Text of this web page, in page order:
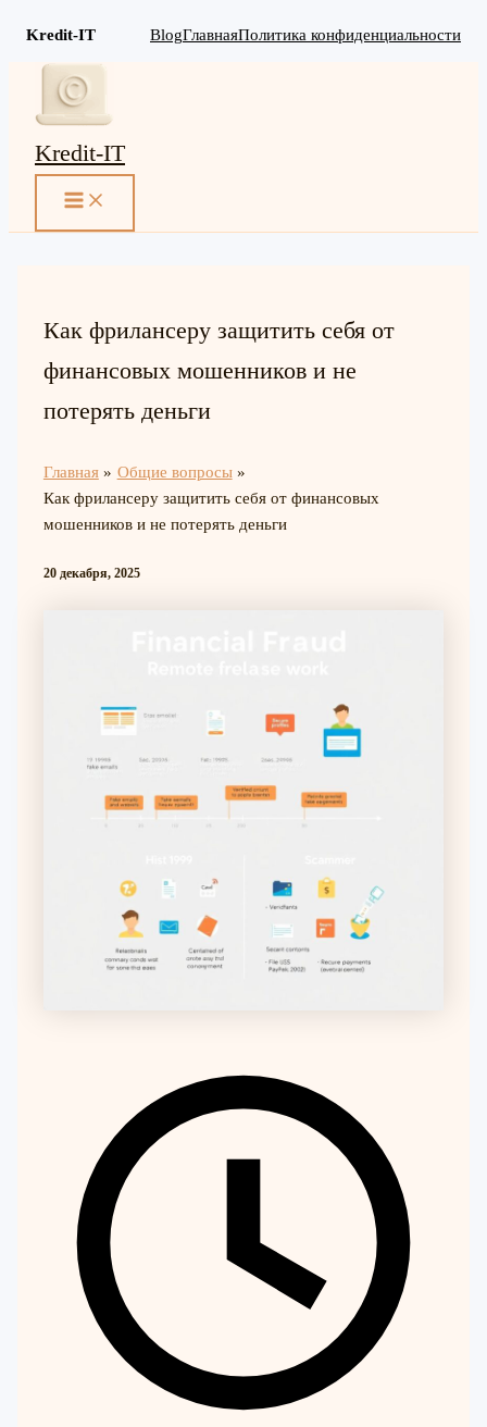
Kredit-IT BlogГлавнаяПолитика конфиденциальности
Перейти
содержимому
Kredit-IT
MAIN
Как фрилансеру защитить себя от
финансовых мошенников и не
потерять деньги
Главная
Общие вопросы
Как фрилансеру защитить себя от финансовых
мошенников и не потерять деньги
20 декабря, 2025